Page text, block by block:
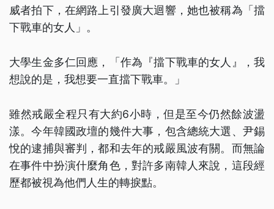
威者拍下，在網路上引發廣大迴響，她也被稱為「擋
下戰車的女人」。
大學生金多仁回應，「作為『擋下戰車的女人』，我
想說的是，我想要一直擋下戰車。」
雖然戒嚴全程只有大約6小時，但是至今仍然餘波盪
漾。今年韓國政壇的幾件大事，包含總統大選、尹錫
悅的逮捕與審判，都和去年的戒嚴風波有關。而無論
在事件中扮演什麼角色，對許多南韓人來說，這段經
歷都被視為他們人生的轉捩點。